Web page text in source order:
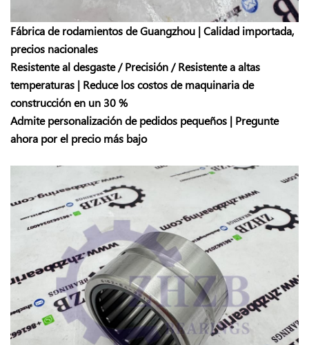
Fábrica de rodamientos de Guangzhou | Calidad importada,
precios nacionales
Resistente al desgaste / Precisión / Resistente a altas
temperaturas | Reduce los costos de maquinaria de
construcción en un 30 %
Admite personalización de pedidos pequeños | Pregunte
ahora por el precio más bajo